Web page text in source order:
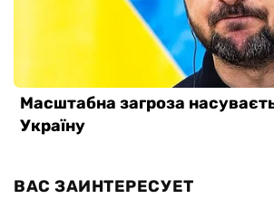
ВАС ЗАИНТЕРЕСУЕТ